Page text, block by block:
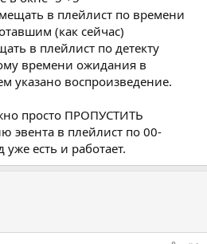
в плейлист по времени
(как сейчас)
в плейлист по детекту
времени ожидания в
указано воспроизведение.
просто ПРОПУСТИТЬ
в плейлист по 00-
есть и работает.